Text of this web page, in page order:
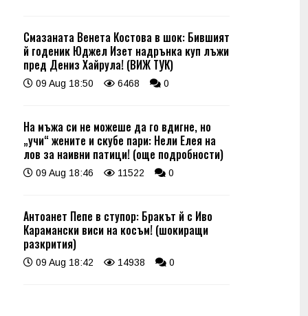
Смазаната Венета Костова в шок: Бившият
й годеник Юджел Изет надрънка куп лъжи
пред Дениз Хайрула! (ВИЖ ТУК)
09 Aug 18:50 6468 0
На мъжа си не можеше да го вдигне, но
„учи“ жените и скубе пари: Нели Елея на
лов за наивни патици! (още подробности)
09 Aug 18:46 11522 0
Антоанет Пепе в ступор: Бракът й с Иво
Карамански виси на косъм! (шокиращи
разкрития)
09 Aug 18:42 14938 0